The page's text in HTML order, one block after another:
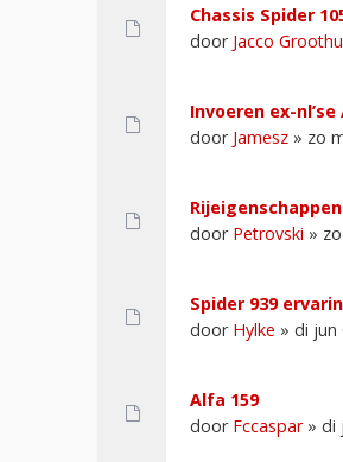
Chassis Spider
door Jacco
Invoeren ex-
door Jamesz » zo
Rijeigenschappen
door Petrovski »
Spider 939
door Hylke » di jun
Alfa 159
door Fccaspar» di